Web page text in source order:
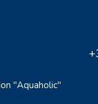
"Aquaholic"